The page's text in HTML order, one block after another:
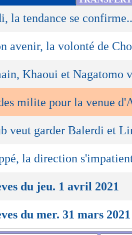
la tendance se
avenir, la volonté de
Khaoui et Nagatomo
milite pour la venue
veut garder Balerdi et
la direction
du jeu. 1 avril 2021
du mer. 31 mars 2021